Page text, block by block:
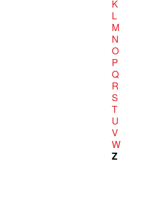
K
L
M
N
O
P
Q
R
S
T
U
V
W
Z